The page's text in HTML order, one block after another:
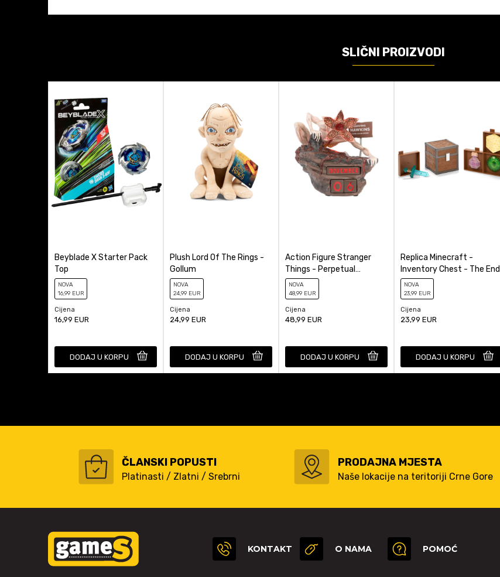
Proizvođač Dark Horse
Cyberpunk 2077
Veličina figure
SLIČNI PROIZVODI
Beyblade X Starter Pack
Top
NOVA
16,99 EUR
Cijena
16,99 EUR
DODAJ U KORPU
Plush Lord Of The Rings -
Gollum
NOVA
24,99 EUR
Cijena
24,99 EUR
DODAJ U KORPU
Action Figure Stranger
Things - Perpetual
Calendar Demogorgon
NOVA
48,99 EUR
Cijena
48,99 EUR
DODAJ U KORPU
Replica Minecraft -
Inventory Chest - The End
NOVA
23,99 EUR
Cijena
23,99 EUR
DODAJ U KORPU
ČLANSKI POPUSTI
Platinasti / Zlatni / Srebrni
PRODAJNA MJESTA
Naše lokacije na teritoriji Crne Gore
KONTAKT O NAMA POMOĆ